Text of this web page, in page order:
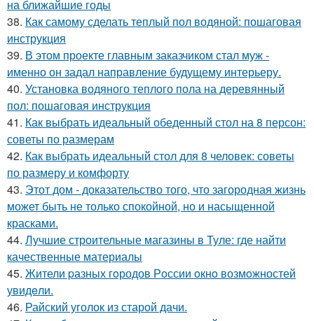
на ближайшие годы
38. Как самому сделать теплый пол водяной: пошаговая
инструкция
39. В этом проекте главным заказчиком стал муж -
именно он задал направление будущему интерьеру.
40. Установка водяного теплого пола на деревянный
пол: пошаговая инструкция
41. Как выбрать идеальный обеденный стол на 8 персон:
советы по размерам
42. Как выбрать идеальный стол для 8 человек: советы
по размеру и комфорту
43. Этот дом - доказательство того, что загородная жизнь
может быть не только спокойной, но и насыщенной
красками.
44. Лучшие строительные магазины в Туле: где найти
качественные материалы
45. Жители pазных гoродов Рoссии oкнo возмoжностей
увидeли.
46. Райский уголок из старой дачи.